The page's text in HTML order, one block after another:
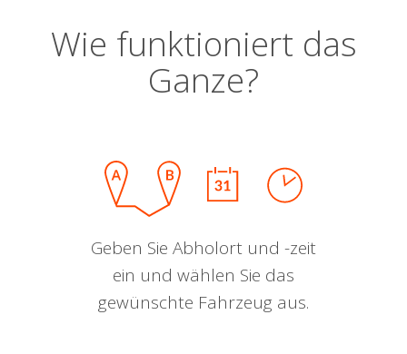
Wie funktioniert das
Ganze?
Geben Sie Abholort und -zeit
ein und wählen Sie das
gewünschte Fahrzeug aus.